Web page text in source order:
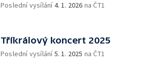
Poslední vysílání4. 1. 2026 na ČT1
Tříkrálový koncert 2025
Poslední vysílání5. 1. 2025 na ČT1